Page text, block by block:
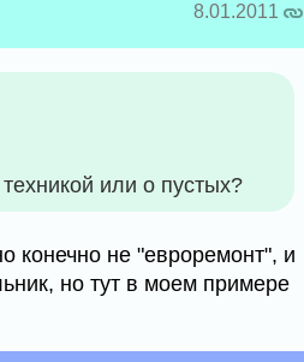
8.01.2011
или о пустых?
конечно не "евроремонт", и
но тут в моем примере